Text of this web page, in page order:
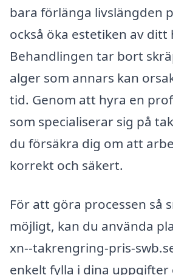
bara förlänga livslängden
också öka estetiken av ditt
Behandlingen tar bort
alger som annars kan
tid. Genom att hyra en
som specialiserar sig på
du försäkra dig om att
korrekt och säkert.
För att göra processen så
möjligt, kan du använda
xn--takrengring-pris-
enkelt fylla i dina